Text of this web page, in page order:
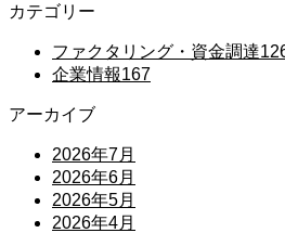
カテゴリー
ファクタリング・資金調達
企業情報167
アーカイブ
2026年7月
2026年6月
2026年5月
2026年4月